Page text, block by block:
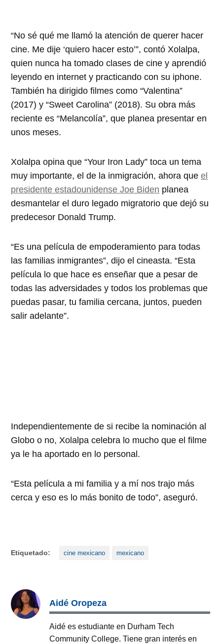
“No sé qué me llamó la atención de querer hacer
cine. Me dije ‘quiero hacer esto’”, contó Xolalpa,
quien nunca ha tomado clases de cine y aprendió
leyendo en internet y practicando con su iphone.
También ha dirigido filmes como “Valentina”
(2017) y “Sweet Carolina” (2018). Su obra más
reciente es “Melancolía”, que planea presentar en
unos meses.
Xolalpa opina que “Your Iron Lady” toca un tema
muy importante, el de la inmigración, ahora queel
presidente estadounidense Joe Biden planea
desmantelar el duro legado migratorio que dejó su
predecesor Donald Trump.
“Es una película de empoderamiento para todas
las familias inmigrantes”, dijo el cineasta. “Esta
película lo que hace es enseñar que a pesar de
todas las adversidades y todos los problemas que
puedas pasar, tu familia cercana, juntos, pueden
salir adelante”.
Independientemente de si recibe la nominación al
Globo o no, Xolalpa celebra lo mucho que el filme
ya le ha aportado en lo personal.
“Esta película a mi familia y a mí nos trajo más
cerca y eso es lo más bonito de todo”, aseguró.
Etiquetado: cine mexicano mexicano
Aidé Oropeza
Aidé es estudiante en Durham Tech
Community College. Tiene gran interés en